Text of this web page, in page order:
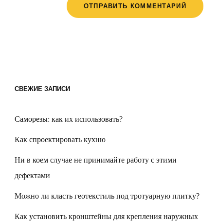
СВЕЖИЕ ЗАПИСИ
Саморезы: как их использовать?
Как спроектировать кухню
Ни в коем случае не принимайте работу с этими
дефектами
Можно ли класть геотекстиль под тротуарную плитку?
Как установить кронштейны для крепления наружных